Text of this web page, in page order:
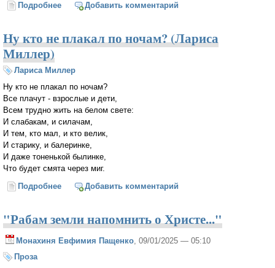
Подробнее о Бывают дни, когда не до стихов...
Добавить комментарий
Ну кто не плакал по ночам? (Лариса
Миллер)
Лариса Миллер
Ну кто не плакал по ночам?
Все плачут - взрослые и дети,
Всем трудно жить на белом свете:
И слабакам, и силачам,
И тем, кто мал, и кто велик,
И старику, и балеринке,
И даже тоненькой былинке,
Что будет смята через миг.
Подробнее о Ну кто не плакал по ночам? (Лариса Миллер)
Добавить комментарий
"Рабам земли напомнить о Христе..."
Монахиня Евфимия Пащенко , 09/01/2025 — 05:10
Проза